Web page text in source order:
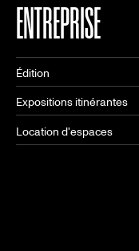
ENTREPRISE
Édition
Expositions itinérantes
Location d'espaces